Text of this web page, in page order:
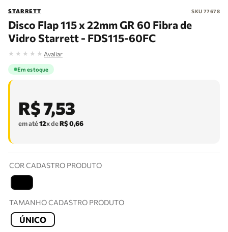
STARRETT SKU 77678
Disco Flap 115 x 22mm GR 60 Fibra de
Vidro Starrett - FDS115-60FC
★ ★ ★ ★ ★ Avaliar
Em estoque
R$7,53
em até12x deR$0,66
COR CADASTRO PRODUTO
TAMANHO CADASTRO PRODUTO
ÚNICO